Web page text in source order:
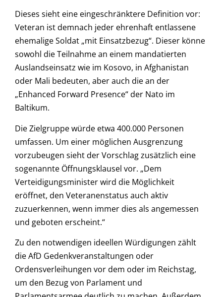
Dieses sieht eine eingeschränktere Definition vor:
Veteran ist demnach jeder ehrenhaft entlassene
ehemalige Soldat „mit Einsatzbezug“. Dieser könne
sowohl die Teilnahme an einem mandatierten
Auslandseinsatz wie im Kosovo, in Afghanistan
oder Mali bedeuten, aber auch die an der
„Enhanced Forward Presence“ der Nato im
Baltikum.
Die Zielgruppe würde etwa 400.000 Personen
umfassen. Um einer möglichen Ausgrenzung
vorzubeugen sieht der Vorschlag zusätzlich eine
sogenannte Öffnungsklausel vor. „Dem
Verteidigungsminister wird die Möglichkeit
eröffnet, den Veteranenstatus auch aktiv
zuzuerkennen, wenn immer dies als angemessen
und geboten erscheint.“
Zu den notwendigen ideellen Würdigungen zählt
die AfD Gedenkveranstaltungen oder
Ordensverleihungen vor dem oder im Reichstag,
um den Bezug von Parlament und